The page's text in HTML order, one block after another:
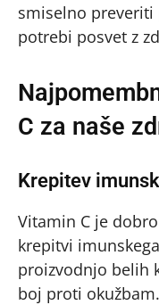
smiselno preveriti
potrebi posvet z
C za naše
Krepitev
Vitamin C je
krepitvi
proizvodnjo belih
boj proti